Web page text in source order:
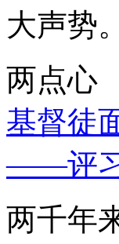
大声势。
两点心
基督徒
——评习
两千年